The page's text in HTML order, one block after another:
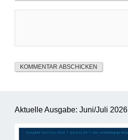
Aktuelle Ausgabe: Juni/Juli 2026